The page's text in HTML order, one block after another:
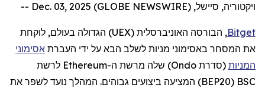
ויקטוריה, סיישל, Dec. 03, 2025 (GLOBE NEWSWIRE) --
Bitget, הבורסה האוניברסלית (UEX) הגדולה בעולם, לוקחת
את המסחר באסימוני מניות לשלב הבא על ידי העברת אסימוני
המניות (סדרת Ondo) שלה מרשת ה-Ethereum לרשת
BSC
(
BEP20) המציעה ביצועים גבוהים. המהלך נועד לשפר את